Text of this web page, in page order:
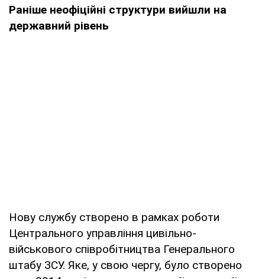
Раніше неофіційні структури вийшли на
державний рівень
Нову службу створено в рамках роботи
Центрального управління цивільно-
військового співробітництва Генерального
штабу ЗСУ. Яке, у свою чергу, було створено